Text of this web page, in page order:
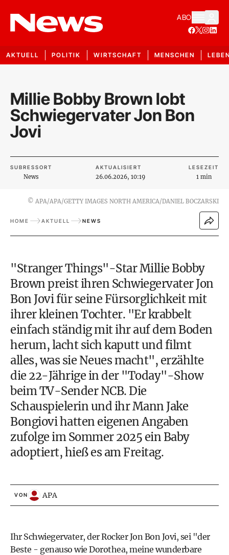
ABO
AKTUELL POLITIK WIRTSCHAFT MENSCHEN
Millie Bobby Brown lobt
Schwiegervater Jon Bon
Jovi
SUBRESSORT
News
AKTUALISIERT
26.06.2026, 10:19
LESEZEIT
1 min
© APA/APA/GETTY IMAGES NORTH AMERICA/DANIEL BOCZARSKI
HOME AKTUELL NEWS
"Stranger Things"-Star Millie Bobby
Brown preist ihren Schwiegervater Jon
Bon Jovi für seine Fürsorglichkeit mit
ihrer kleinen Tochter. "Er krabbelt
einfach ständig mit ihr auf dem Boden
herum, lacht sich kaputt und filmt
alles, was sie Neues macht", erzählte
die 22-Jährige in der "Today"-Show
beim TV-Sender NCB. Die
Schauspielerin und ihr Mann Jake
Bongiovi hatten eigenen Angaben
zufolge im Sommer 2025 ein Baby
adoptiert, hieß es am Freitag.
VON APA
Ihr Schwiegervater, der Rocker Jon Bon Jovi, sei "der
Beste - genauso wie Dorothea, meine wunderbare